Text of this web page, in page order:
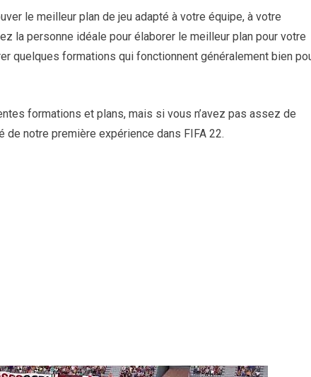
le meilleur plan de jeu adapté à votre équipe, à votre
la personne idéale pour élaborer le meilleur plan pour votre
quelques formations qui fonctionnent généralement bien
formations et plans, mais si vous n’avez pas assez de
notre première expérience dans FIFA 22.